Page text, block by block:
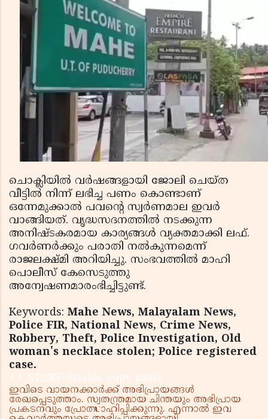
ചൊക്ലിയില്‍ വര്‍ഷങ്ങളായി ജോലി ചെയ്ത
വീട്ടില്‍ നിന്ന് ലഭിച്ച പണം കൊണ്ടാണ്
ഒന്നേമുക്കാല്‍ പവന്റെ സ്വര്‍ണമാല ഇവര്‍
വാങ്ങിയത്. വൃദ്ധസദനത്തില്‍ നടക്കുന്ന
അനിഷ്ടകരമായ കാര്യങ്ങള്‍ വ്യക്തമാക്കി ലഫ്.
ഗവര്‍ണര്‍ക്കും പരാതി നല്‍കുന്നമെന്ന്
രാജലക്ഷ്മി അറിയിച്ചു. സംഭവത്തില്‍ മാഹി
പൊലീസ് കേസെടുത്തു
അന്വേഷണമാരംഭിച്ചിട്ടുണ്ട്.
Keywords: Mahe News, Malayalam News,
Police FIR, National News, Crime News,
Robbery, Theft, Police Investigation, Old
woman's necklace stolen; Police registered
case.
< !- START disable copy paste -->
ഇവിടെ വായനക്കാർക്ക് അഭിപ്രായങ്ങൾ
രേഖപ്പെടുത്താം. സ്വതന്ത്രമായ ചിന്തയും അഭിപ്രായ
പ്രകടനവും പ്രോത്സാഹിപ്പിക്കുന്നു. എന്നാൽ ഇവ